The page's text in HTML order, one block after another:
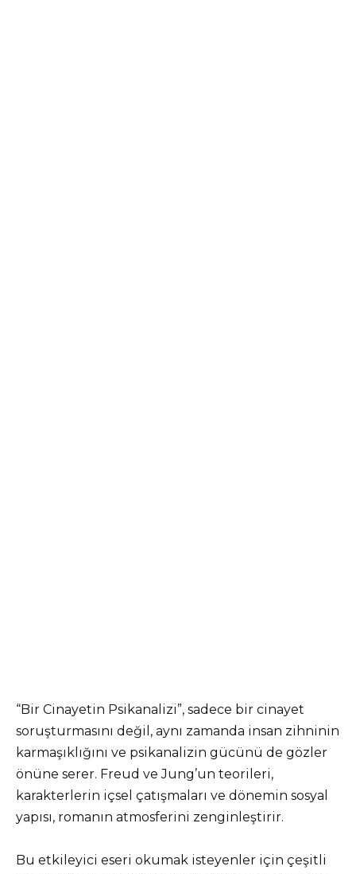
“Bir Cinayetin Psikanalizi”, sadece bir cinayet
soruşturmasını değil, aynı zamanda insan zihninin
karmaşıklığını ve psikanalizin gücünü de gözler
önüne serer. Freud ve Jung’un teorileri,
karakterlerin içsel çatışmaları ve dönemin sosyal
yapısı, romanın atmosferini zenginleştirir.​
Bu etkileyici eseri okumak isteyenler için çeşitli